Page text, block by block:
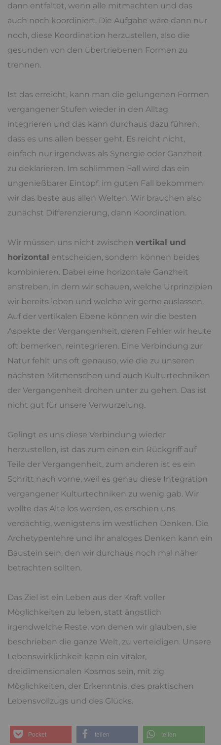
dann entfaltet, wenn alle mitmachten und das
auch noch koordiniert. Die Aufgabe wäre dann nur
noch, diese Koordination herzustellen, also die
gesunden von den übertriebenen Formen zu
trennen.
Ist das erreicht, kann man die gelungenen Formen
vergangener Stufen wieder in den Alltag
integrieren und das kann durchaus dazu führen,
dass es uns allen besser geht. Es reicht nicht,
einfach nur irgendwas als Synergie oder Ganzheit
zu deklarieren. Im schlimmen Fall wird das ein
ungenießbarer Eintopf, im guten Fall bekommen
wir das beste aus allen Welten. Wir brauchen also
zunächst Differenzierung, dann Koordination.
Wir müssen uns nicht zwischen vertikal und
horizontal entscheiden, sondern können beides
kombinieren. Dabei eine horizontale Ganzheit
anstreben, in dem wir schauen, welche Urprinzipien
wir bereits leben und welche wir gerne auslassen.
Auf der vertikalen Ebene können wir die besten
Aspekte der Vergangenheit, deren Fehler wir heute
oft bemerken, reintegrieren. Eine Verbindung zur
Natur fehlt uns oft genauso, wie die zu unseren
nächsten Mitmenschen und auch Kulturtechniken
der Vergangenheit drohen unter zu gehen. Das ist
nicht gut für unsere Verwurzelung.
Gelingt es uns diese Verbindung wieder
herzustellen, ist das zum einen ein Rückgriff auf
Teile der Vergangenheit, zum anderen ist es ein
Schritt nach vorne, weil es genau diese Integration
vergangener Kulturtechniken zu wenig gab. Wir
wollte das Alte los werden, es erschien uns
verdächtig, wenigstens im westlichen Denken. Die
Archetypenlehre und ihr analoges Denken kann ein
Baustein sein, den wir durchaus noch mal näher
betrachten sollten.
Das Ziel ist ein Leben aus der Kraft voller
Möglichkeiten zu leben, statt ängstlich
irgendwelche Reste, von denen wir glauben, sie
beschrieben die ganze Welt, zu verteidigen. Unsere
Lebenswirklichkeit kann ein vitaler,
dreidimensionalen Kosmos sein, mit zig
Möglichkeiten, der Erkenntnis, des praktischen
Lebensvollzugs und des Glücks.
Pocket teilen teilen